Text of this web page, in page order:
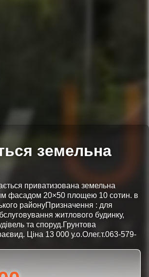
земельна
приватизована земельна
фасадом 20×50 площею 10 сотин. в
районуПризначення : для
житлового будинку,
та споруд.Грунтова
Ціна 13 000 у.о.Олег.т.063-579-